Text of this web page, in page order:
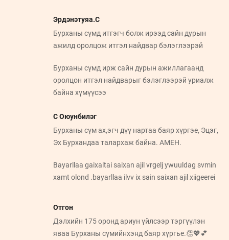
Эрдэнэтуяа.С
Бурханы сүмд итгэгч болж ирээд сайн дурын
ажилд оролцож итгэл найдвар бэлэглээрэй
Бурханы сүмд ирж сайн дурын ажиллагаанд
оролцон итгэл найдварыг бэлэглээрэй уриалж
байна хүмүүсээ
С Оюунбилэг
Бурханы сүм ах,эгч дүү нартаа баяр хүргэе, Эцэг,
Эх Бурхандаа талархаж байна. АМЕН.
Bayarllaa gaixaltai saixan ajil vrgelj ywuuldag svmin
xamt olond .bayarllaa ilvv ix sain saixan ajil xiigeerei
Отгон
Дэлхийн 175 оронд ариун үйлсээр тэргүүлэн
яваа Бурханы сүмийнхэнд баяр хүргье.👏💖💕